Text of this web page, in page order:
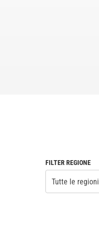
FILTER REGIONE
Tutte le regioni